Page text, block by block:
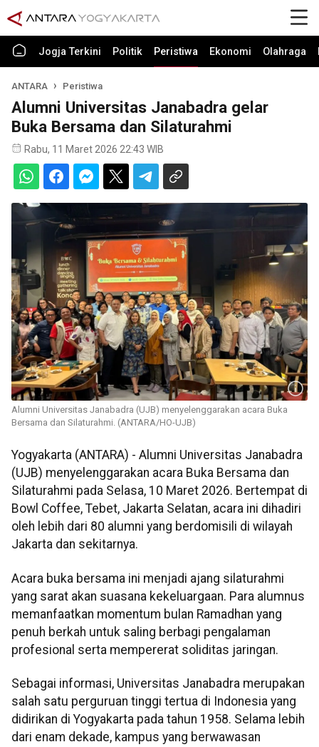
Jogja Terkini Politik Peristiwa Ekonomi Olahraga
ANTARA Peristiwa
Alumni Universitas Janabadra gelar
Buka Bersama dan Silaturahmi
Rabu, 11 Maret 2026 22:43 WIB
Alumni Universitas Janabadra (UJB) menyelenggarakan acara Buka
Bersama dan Silaturahmi. (ANTARA/HO-UJB)
Yogyakarta (ANTARA) - Alumni Universitas Janabadra
(UJB) menyelenggarakan acara Buka Bersama dan
Silaturahmi pada Selasa, 10 Maret 2026. Bertempat di
Bowl Coffee, Tebet, Jakarta Selatan, acara ini dihadiri
oleh lebih dari 80 alumni yang berdomisili di wilayah
Jakarta dan sekitarnya.
Acara buka bersama ini menjadi ajang silaturahmi
yang sarat akan suasana kekeluargaan. Para alumnus
memanfaatkan momentum bulan Ramadhan yang
penuh berkah untuk saling berbagi pengalaman
profesional serta mempererat soliditas jaringan.
Sebagai informasi, Universitas Janabadra merupakan
salah satu perguruan tinggi tertua di Indonesia yang
didirikan di Yogyakarta pada tahun 1958. Selama lebih
dari enam dekade, kampus yang berwawasan